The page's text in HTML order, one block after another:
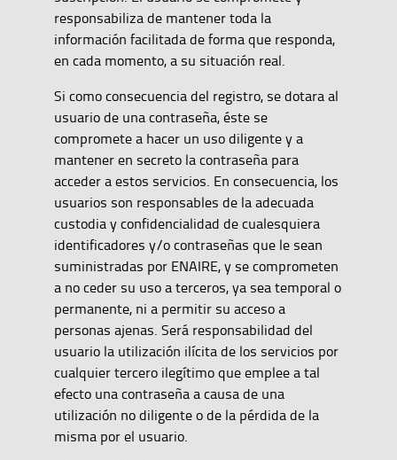
responsabiliza de mantener toda la
información facilitada de forma que responda,
en cada momento, a su situación real.
Si como consecuencia del registro, se dotara al
usuario de una contraseña, éste se
compromete a hacer un uso diligente y a
mantener en secreto la contraseña para
acceder a estos servicios. En consecuencia, los
usuarios son responsables de la adecuada
custodia y confidencialidad de cualesquiera
identificadores y/o contraseñas que le sean
suministradas por ENAIRE, y se comprometen
a no ceder su uso a terceros, ya sea temporal o
permanente, ni a permitir su acceso a
personas ajenas. Será responsabilidad del
usuario la utilización ilícita de los servicios por
cualquier tercero ilegítimo que emplee a tal
efecto una contraseña a causa de una
utilización no diligente o de la pérdida de la
misma por el usuario.